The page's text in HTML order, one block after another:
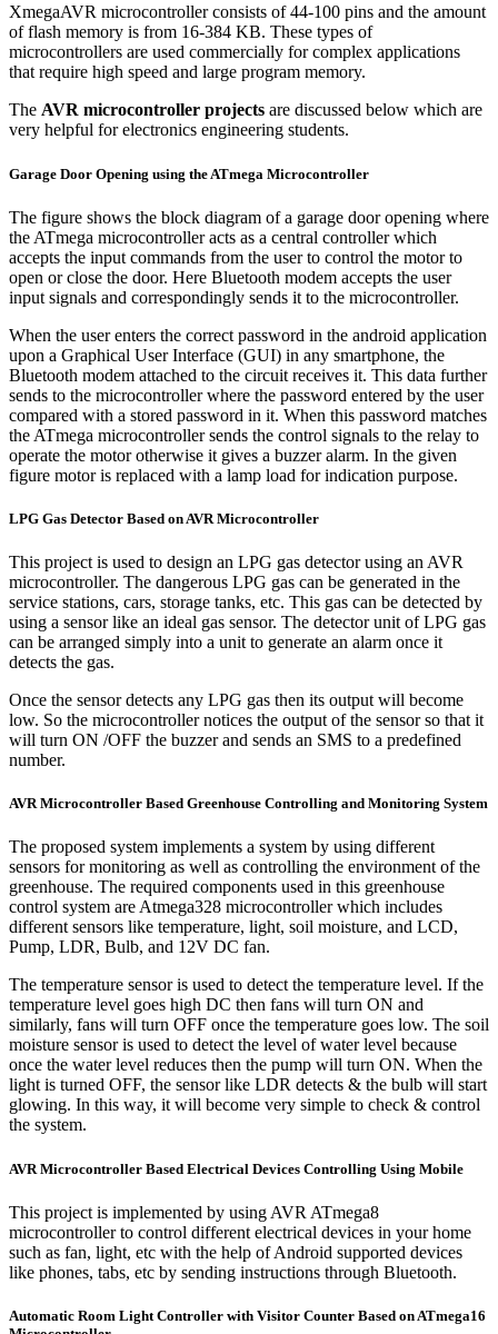
XmegaAVR microcontroller consists of 44-100 pins and the amount
of flash memory is from 16-384 KB. These types of
microcontrollers are used commercially for complex applications
that require high speed and large program memory.
The AVR microcontroller projects are discussed below which are
very helpful for electronics engineering students.
Garage Door Opening using the ATmega Microcontroller
The figure shows the block diagram of a garage door opening where
the ATmega microcontroller acts as a central controller which
accepts the input commands from the user to control the motor to
open or close the door. Here Bluetooth modem accepts the user
input signals and correspondingly sends it to the microcontroller.
When the user enters the correct password in the android application
upon a Graphical User Interface (GUI) in any smartphone, the
Bluetooth modem attached to the circuit receives it. This data further
sends to the microcontroller where the password entered by the user
compared with a stored password in it. When this password matches
the ATmega microcontroller sends the control signals to the relay to
operate the motor otherwise it gives a buzzer alarm. In the given
figure motor is replaced with a lamp load for indication purpose.
LPG Gas Detector Based on AVR Microcontroller
This project is used to design an LPG gas detector using an AVR
microcontroller. The dangerous LPG gas can be generated in the
service stations, cars, storage tanks, etc. This gas can be detected by
using a sensor like an ideal gas sensor. The detector unit of LPG gas
can be arranged simply into a unit to generate an alarm once it
detects the gas.
Once the sensor detects any LPG gas then its output will become
low. So the microcontroller notices the output of the sensor so that it
will turn ON /OFF the buzzer and sends an SMS to a predefined
number.
AVR Microcontroller Based Greenhouse Controlling and Monitoring System
The proposed system implements a system by using different
sensors for monitoring as well as controlling the environment of the
greenhouse. The required components used in this greenhouse
control system are Atmega328 microcontroller which includes
different sensors like temperature, light, soil moisture, and LCD,
Pump, LDR, Bulb, and 12V DC fan.
The temperature sensor is used to detect the temperature level. If the
temperature level goes high DC then fans will turn ON and
similarly, fans will turn OFF once the temperature goes low. The soil
moisture sensor is used to detect the level of water level because
once the water level reduces then the pump will turn ON. When the
light is turned OFF, the sensor like LDR detects & the bulb will start
glowing. In this way, it will become very simple to check & control
the system.
AVR Microcontroller Based Electrical Devices Controlling Using Mobile
This project is implemented by using AVR ATmega8
microcontroller to control different electrical devices in your home
such as fan, light, etc with the help of Android supported devices
like phones, tabs, etc by sending instructions through Bluetooth.
Automatic Room Light Controller with Visitor Counter Based on ATmega16